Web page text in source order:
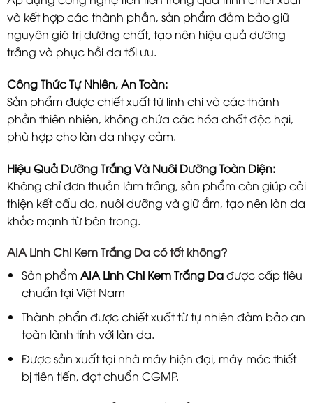
và kết hợp các thành phần, sản phẩm đảm bảo giữ
nguyên giá trị dưỡng chất, tạo nên hiệu quả dưỡng
trắng và phục hồi da tối ưu.
Công Thức Tự Nhiên, An Toàn:
Sản phẩm được chiết xuất từ linh chi và các thành
phần thiên nhiên, không chứa các hóa chất độc hại,
phù hợp cho làn da nhạy cảm.
Hiệu Quả Dưỡng Trắng Và Nuôi Dưỡng Toàn Diện:
Không chỉ đơn thuần làm trắng, sản phẩm còn giúp cải
thiện kết cấu da, nuôi dưỡng và giữ ẩm, tạo nên làn da
khỏe mạnh từ bên trong.
AIA Linh Chi Kem Trắng Dacó tốt không?
Sản phẩm AIA Linh Chi Kem Trắng Dađược cấp tiêu
chuẩn tại Việt Nam
Thành phẩn được chiết xuất từ tự nhiên đảm bảo an
toàn lành tính với làn da.
Được sản xuất tại nhà máy hiện đại, máy móc thiết
bị tiên tiến, đạt chuẩn CGMP.